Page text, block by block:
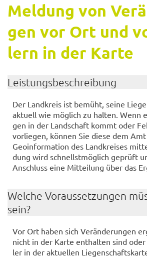
Mel­dung von
gen vor Ort und
lern in der Karte
Leis­tungs­be­schrei­bung
Der Land­kreis ist be­müht, seine
ak­tu­ell wie mög­lich zu hal­ten. Wenn
gen in der Land­schaft kommt oder
vor­lie­gen, kön­nen Sie diese dem
Geo­in­for­ma­ti­on des Land­krei­ses
dung wird schnellst­mög­lich ge­prüft
An­schluss eine Mit­tei­lung über das
Wel­che Vor­aus­set­zun­gen
sein?
Vor Ort haben sich Ver­än­de­run­gen
nicht in der Karte ent­hal­ten sind
ler in der ak­tu­el­len